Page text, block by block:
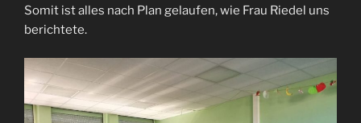
Somit ist alles nach Plan gelaufen, wie Frau Riedel uns
berichtete.